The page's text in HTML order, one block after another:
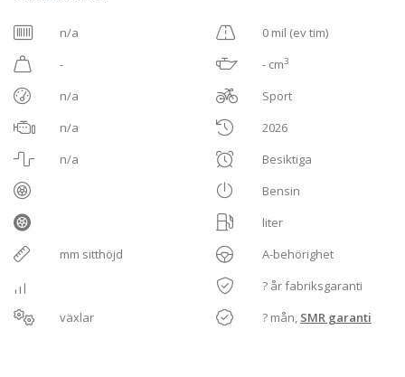
n/a
-
n/a
n/a
n/a
mm sitthöjd
växlar
0 mil (ev tim)
- cm3
Sport
2026
Besiktiga
Bensin
liter
A-behörighet
? år fabriksgaranti
? mån, SMR garanti